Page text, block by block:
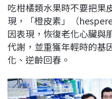
b
o
k
a
d
s
e
d
I
n
L
i
n
k
吃柑橘類水果時不要把果
現，「橙皮素」（
因表現，恢復老化心臟與
代謝，並重獲年輕時的基
化、逆齡回春。